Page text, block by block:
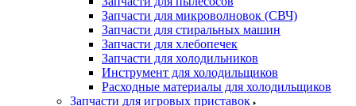
Расходные материалы для холодильщиков
Запчасти для игровых приставок
Назад
Запчасти для игровых приставок
Sony
Все для ремонта электроники
Назад